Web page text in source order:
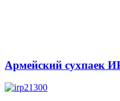
Армейский сухпаек